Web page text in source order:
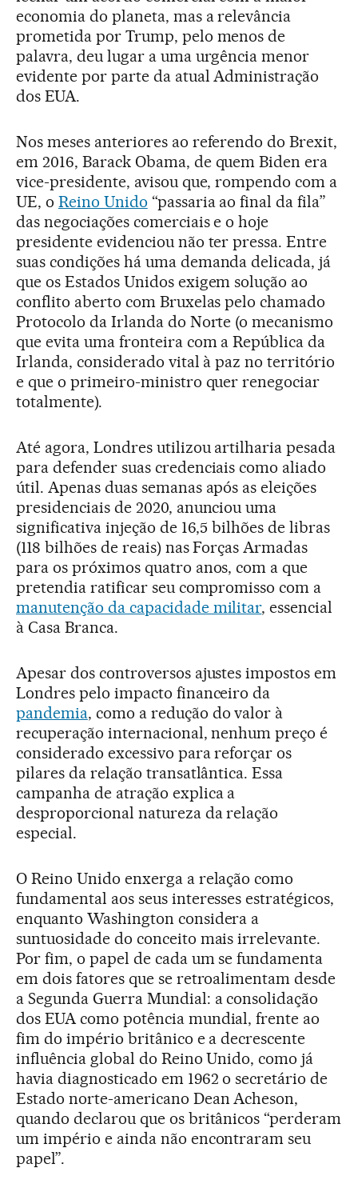
economia do planeta, mas a relevância
prometida por Trump, pelo menos de
palavra, deu lugar a uma urgência menor
evidente por parte da atual Administração
dos EUA.
Nos meses anteriores ao referendo do Brexit,
em 2016, Barack Obama, de quem Biden era
vice-presidente, avisou que, rompendo com a
UE, o Reino Unido “passaria ao final da fila”
das negociações comerciais e o hoje
presidente evidenciou não ter pressa. Entre
suas condições há uma demanda delicada, já
que os Estados Unidos exigem solução ao
conflito aberto com Bruxelas pelo chamado
Protocolo da Irlanda do Norte (o mecanismo
que evita uma fronteira com a República da
Irlanda, considerado vital à paz no território
e que o primeiro-ministro quer renegociar
totalmente).
Até agora, Londres utilizou artilharia pesada
para defender suas credenciais como aliado
útil. Apenas duas semanas após as eleições
presidenciais de 2020, anunciou uma
significativa injeção de 16,5 bilhões de libras
(118 bilhões de reais) nas Forças Armadas
para os próximos quatro anos, com a que
pretendia ratificar seu compromisso com a
manutenção da capacidade militar, essencial
à Casa Branca.
Apesar dos controversos ajustes impostos em
Londres pelo impacto financeiro da
pandemia, como a redução do valor à
recuperação internacional, nenhum preço é
considerado excessivo para reforçar os
pilares da relação transatlântica. Essa
campanha de atração explica a
desproporcional natureza da relação
especial.
O Reino Unido enxerga a relação como
fundamental aos seus interesses estratégicos,
enquanto Washington considera a
suntuosidade do conceito mais irrelevante.
Por fim, o papel de cada um se fundamenta
em dois fatores que se retroalimentam desde
a Segunda Guerra Mundial: a consolidação
dos EUA como potência mundial, frente ao
fim do império britânico e a decrescente
influência global do Reino Unido, como já
havia diagnosticado em 1962 o secretário de
Estado norte-americano Dean Acheson,
quando declarou que os britânicos “perderam
um império e ainda não encontraram seu
papel”.